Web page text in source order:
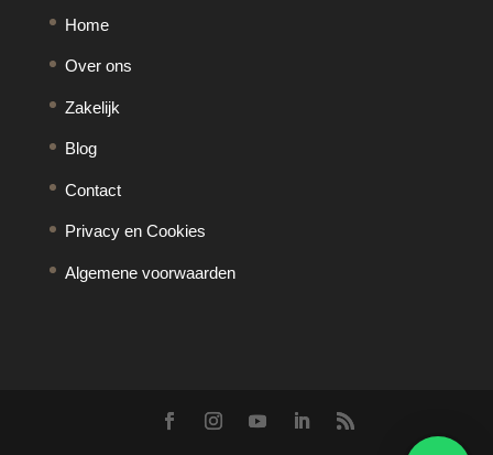
Home
Over ons
Zakelijk
Blog
Contact
Privacy en Cookies
Algemene voorwaarden